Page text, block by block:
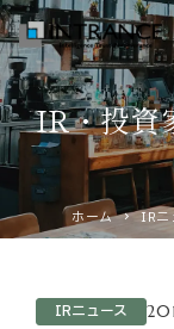
トップ
企業情報
IR・投資
ホーム IRニ
IRニュース